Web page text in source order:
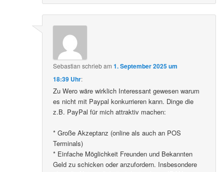
Sebastian schriebam1. September 2025 um
18:39 Uhr:
Zu Wero wäre wirklich Interessant gewesen warum
es nicht mit Paypal konkurrieren kann. Dinge die
z.B. PayPal für mich attraktiv machen:
* Große Akzeptanz (online als auch an POS
Terminals)
* Einfache Möglichkeit Freunden und Bekannten
Geld zu schicken oder anzufordern. Insbesondere